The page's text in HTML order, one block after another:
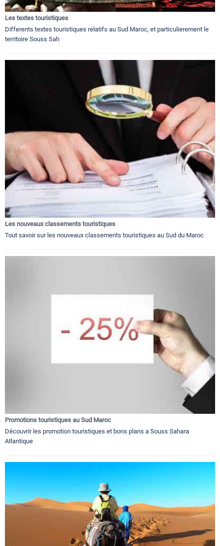
Les textes touristiques
Differents textes touristiques relatifs au Sud Maroc, et particulierement le
territoire Souss Sah
Les nouveaux classements touristiques
Tout savoir sur les nouveaux classements touristiques au Sud du Maroc
Promotions touristiques au Sud Maroc
Découvrir les promotion touristiques et bons plans a Souss Sahara
Atlantique